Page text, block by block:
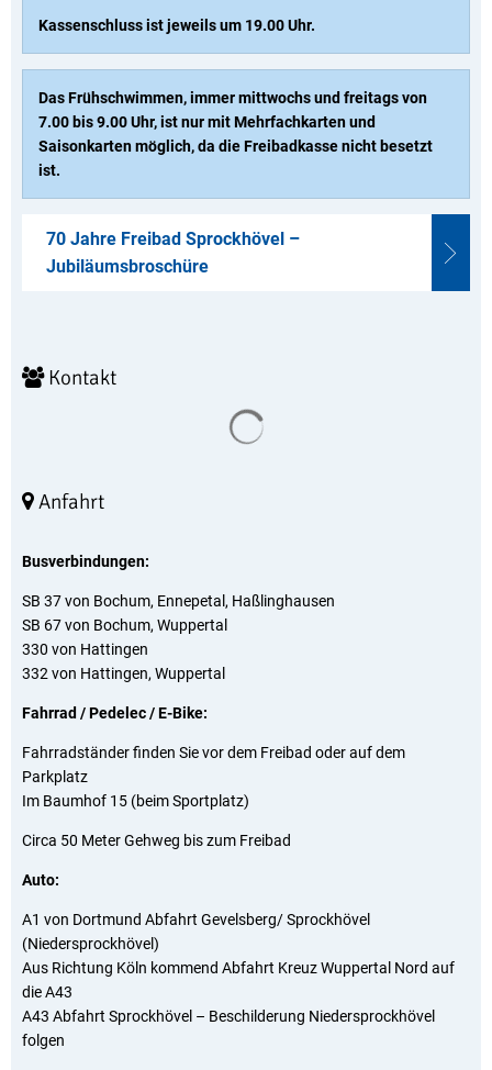
Kassenschluss ist jeweils um 19.00 Uhr.
Das Frühschwimmen, immer mittwochs und freitags von
7.00 bis 9.00 Uhr, ist nur mit Mehrfachkarten und
Saisonkarten möglich, da die Freibadkasse nicht besetzt
ist.
70 Jahre Freibad Sprockhövel –
Jubiläumsbroschüre
Kontakt
Anfahrt
Busverbindungen:
SB 37 von Bochum, Ennepetal, Haßlinghausen
SB 67 von Bochum, Wuppertal
330 von Hattingen
332 von Hattingen, Wuppertal
Fahrrad / Pedelec / E-Bike:
Fahrradständer finden Sie vor dem Freibad oder auf dem
Parkplatz
Im Baumhof 15 (beim Sportplatz)
Circa 50 Meter Gehweg bis zum Freibad
Auto:
A1 von Dortmund Abfahrt Gevelsberg/ Sprockhövel
(Niedersprockhövel)
Aus Richtung Köln kommend Abfahrt Kreuz Wuppertal Nord auf
die A43
A43 Abfahrt Sprockhövel – Beschilderung Niedersprockhövel
folgen